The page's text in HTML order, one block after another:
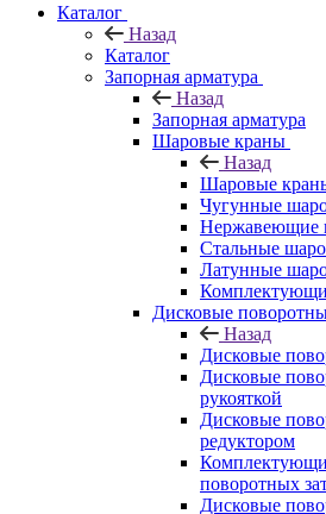
Каталог
Назад
Каталог
Запорная арматура
Назад
Запорная арматура
Шаровые краны
Назад
Шаровые
Чугунные
Нержавеющие
Стальные
Латунные
Дисковые
Назад
Дисковые
Дисковые
рукояткой
Дисковые
редуктором
поворотных
Дисковые